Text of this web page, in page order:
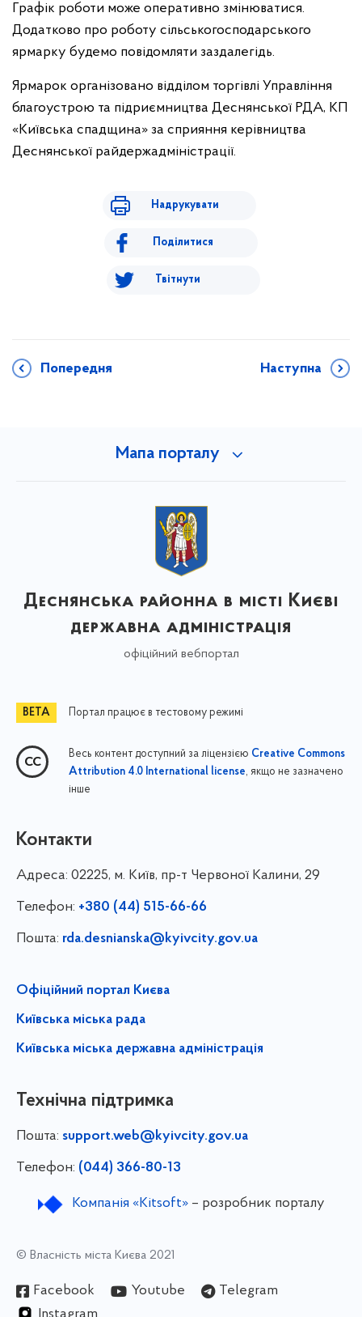
Графік роботи може оперативно змінюватися.
Додатково про роботу сільськогосподарського
ярмарку будемо повідомляти заздалегідь.
Ярмарок організовано відділом торгівлі Управління
благоустрою та підриємництва Деснянської РДА, КП
«Київська спадщина» за сприяння керівництва
Деснянської райдержадміністрації.
Надрукувати
Поділитися
Твітнути
Попередня Наступна
Мапа порталу
Деснянська районна в місті Києві
державна адміністрація
офіційний вебпортал
Портал працює в тестовому режимі
Весь контент доступний за ліцензією Creative Commons
Attribution 4.0 International license, якщо не зазначено
інше
Контакти
Адреса: 02225, м. Київ, пр-т Червоної Калини, 29
Телефон: +380 (44) 515-66-66
Пошта: rda.desnianska@kyivcity.gov.ua
Офіційний портал Києва
Київська міська рада
Київська міська державна адміністрація
Технічна підтримка
Пошта: support.web@kyivcity.gov.ua
Телефон: (044) 366-80-13
Компанія «Kitsoft»– розробник порталу
© Власність міста Києва 2021
Facebook Youtube
Telegram
Instagram